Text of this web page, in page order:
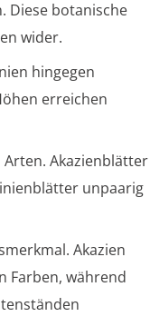
Diese botanische
wider.
hingegen
erreichen
Akazienblätter
unpaarig
Akazien
Farben, während